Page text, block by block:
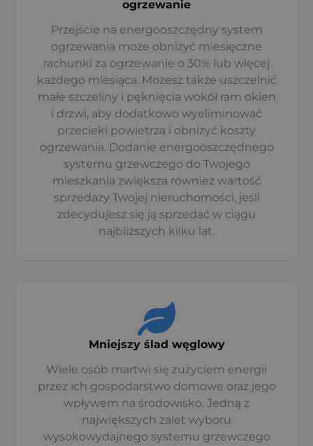
ogrzewanie
Przejście na energooszczędny system
ogrzewania może obniżyć miesięczne
rachunki za ogrzewanie o 30% lub więcej
każdego miesiąca. Możesz także uszczelnić
małe szczeliny i pęknięcia wokół ram okien
i drzwi, aby dodatkowo wyeliminować
przecieki powietrza i obniżyć koszty
ogrzewania. Dodanie energooszczędnego
systemu grzewczego do Twojego
mieszkania zwiększa również wartość
sprzedaży Twojej nieruchomości, jeśli
zdecydujesz się ją sprzedać w ciągu
najbliższych kilku lat.
Mniejszy ślad węglowy
Wiele osób martwi się zużyciem energii
przez ich gospodarstwo domowe oraz jego
wpływem na środowisko. Jedną z
największych zalet wyboru
wysokowydajnego systemu grzewczego